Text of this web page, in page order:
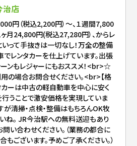
治店
円（税込2,200円）～、１週間7,800
ヶ月24,800円(税込27,280円）、からレ
いって手抜きは一切なし！万全の整備
でレンタカーを仕上げています。出張
ンもレジャーにもおススメ！<br>☆
の場合お問合せください。<br>【格
カーは中古の軽自動車を中心に安く
行うことで激安価格を実現していま
が清掃・点検・整備はもちろんOK牧
ね。 JR今治駅への無料送迎もあり
問い合わせください。（業務の都合に
ございます。予めご了承ください。）